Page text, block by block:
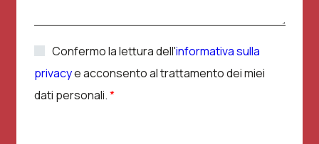
A
c
c
e
t
Confermo la lettura dell'informativa sulla
privacye acconsento al trattamento dei miei
dati personali.*